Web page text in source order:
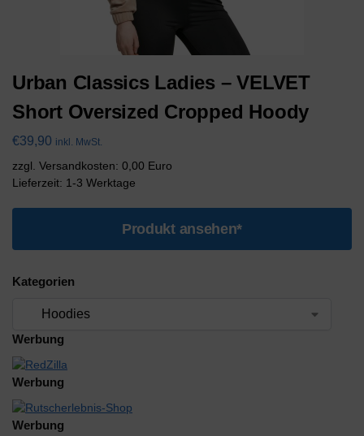
Urban Classics Ladies – VELVET
Short Oversized Cropped Hoody
€39,90 inkl. MwSt.
zzgl. Versandkosten: 0,00 Euro
Lieferzeit: 1-3 Werktage
Produkt ansehen*
Kategorien
Werbung
Werbung
Werbung